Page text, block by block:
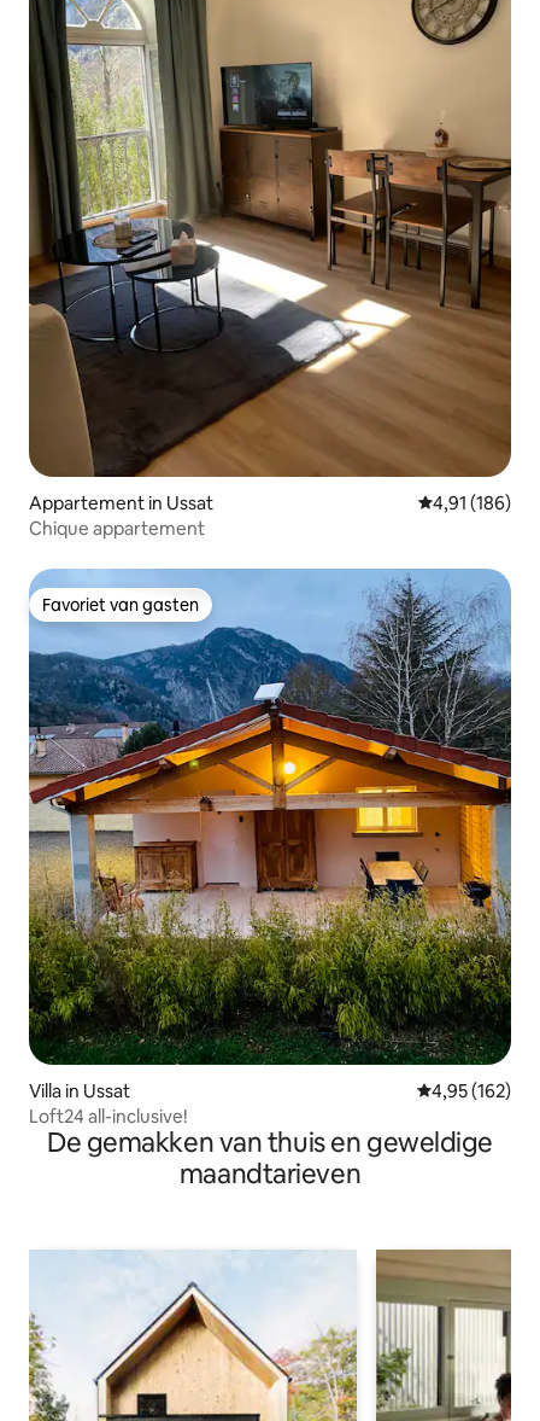
Appartement in Ussat Gemiddelde
4,91 (186)
Chique appartement
Favoriet van gasten
Favoriet van gasten
Villa in Ussat Gemiddelde
4,95 (162)
Loft24 all-inclusive!
De gemakken van thuis en geweldige
maandtarieven